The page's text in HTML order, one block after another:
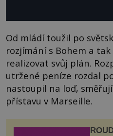
Od mládí toužil po
rozjímání s Bohem a
realizovat svůj plán.
utržené peníze rozdal
nastoupil na loď,
přístavu v Marseille.